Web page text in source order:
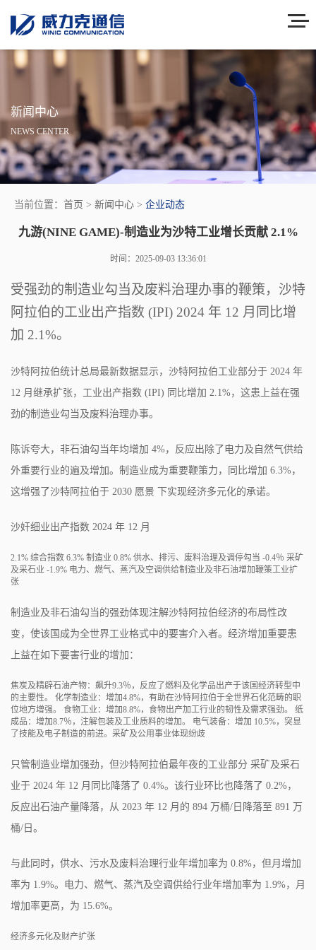
新闻中心
NEWS CENTER
当前位置： 首页 > 新闻中心 > 企业动态
九游(NINE GAME)-制造业为沙特工业增长贡献 2.1%
时间：2025-09-03 13:36:01
受强劲的制造业勾当及废料治理办事的鞭策，沙特
阿拉伯的工业出产指数 (IPI) 2024 年 12 月同比增
加 2.1%。
沙特阿拉伯统计总局最新数据显示，沙特阿拉伯工业部分于 2024 年
12 月继承扩张，工业出产指数 (IPI) 同比增加 2.1%，这患上益在强
劲的制造业勾当及废料治理办事。
陈诉夸大，非石油勾当年均增加 4%，反应出除了电力及自然气供给
外重要行业的遍及增加。制造业成为重要鞭策力，同比增加 6.3%，
这增强了沙特阿拉伯于 2030 愿景 下实现经济多元化的承诺。
沙奸细业出产指数 2024 年 12 月
2.1% 综合指数 6.3% 制造业 0.8% 供水、排污、废料治理及调停勾当 -0.4％ 采矿
及采石业 -1.9% 电力、燃气、蒸汽及空调供给制造业及非石油增加鞭策工业扩
张
制造业及非石油勾当的强劲体现注解沙特阿拉伯经济的布局性改
变，使该国成为全世界工业格式中的要害介入者。经济增加重要患
上益在如下要害行业的增加：
焦炭及精辟石油产物：飙升9.3％，反应了燃料及化学品出产于该国经济转型中
的主要性。 化学制造业：增加4.8%，有助在沙特阿拉伯于全世界石化范畴的职
位地方增强。 食物工业：增加8.8%，食物出产加工行业的韧性及需求强劲。 纸
成品：增加8.7％，注解包装及工业质料的增加。 电气装备：增加 10.5%，突显
了技能及电子制造的前进。采矿及公用事业体现纷歧
只管制造业增加强劲，但沙特阿拉伯最年夜的工业部分 采矿及采石
业于 2024 年 12 月同比降落了 0.4%。该行业环比也降落了 0.2%，
反应出石油产量降落，从 2023 年 12 月的 894 万桶/日降落至 891 万
桶/日。
与此同时，供水、污水及废料治理行业年增加率为 0.8%，但月增加
率为 1.9%。电力、燃气、蒸汽及空调供给行业年增加率为 1.9%，月
增加率更高，为 15.6%。
经济多元化及财产扩张